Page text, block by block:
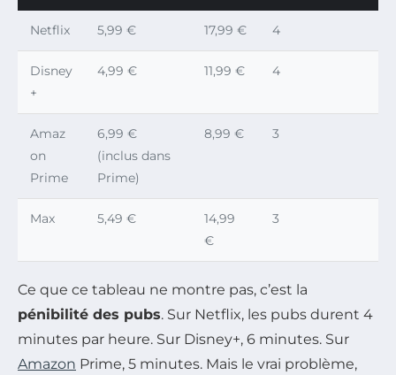
Netflix 5,99 € 17,99 € 4
Disney
+
4,99 € 11,99 € 4
Amaz
on
Prime
6,99 €
(inclus dans
Prime)
8,99 € 3
Max 5,49 €
14,99
€
3
Ce que ce tableau ne montre pas, c’est la
pénibilité des pubs. Sur Netflix, les pubs durent 4
minutes par heure. Sur Disney+, 6 minutes. Sur
Amazon Prime, 5 minutes. Mais le vrai problème,